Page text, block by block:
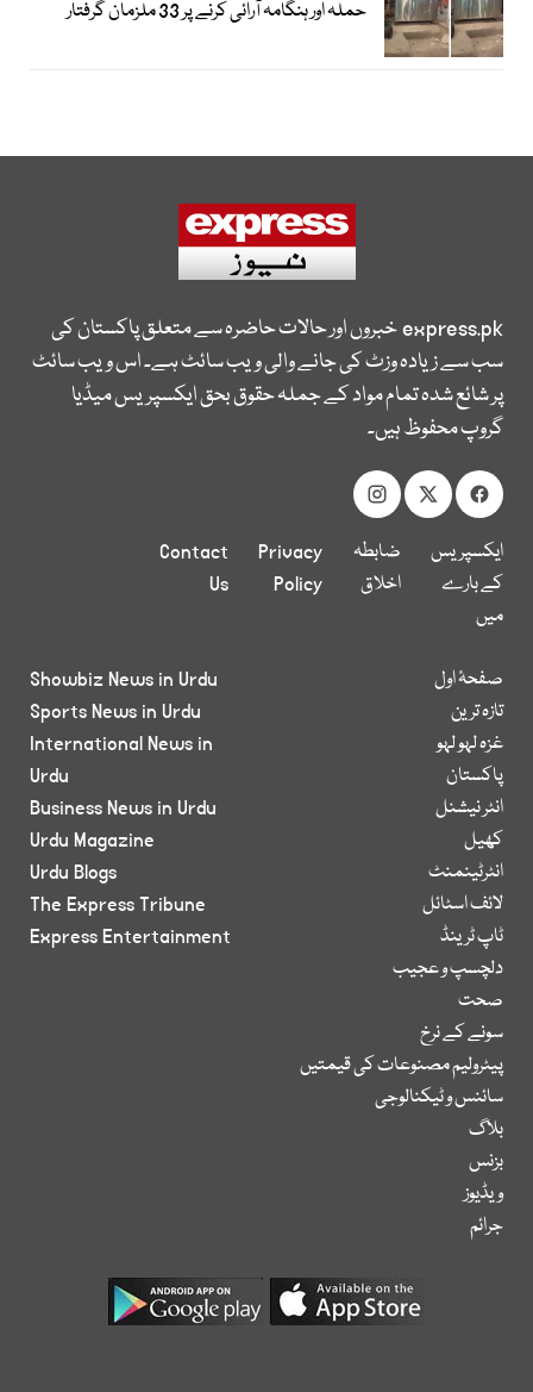
حملہ اور ہنگامہ آرائی کرنے پر 33 ملزمان گرفتار
express.pkخبروں اور حالات حاضرہ سے متعلق پاکستان کی
سب سے زیادہ وزٹ کی جانے والی ویب سائٹ ہے۔ اس ویب سائٹ
پر شائع شدہ تمام مواد کے جملہ حقوق بحق ایکسپریس میڈیا
گروپ محفوظ ہیں۔
ایکسپریس
کے بارے
میں
ضابطہ
اخلاق
Privacy
Policy
Contact
Us
صفحۂ اول
تازہ ترین
غزہ لہو لہو
پاکستان
انٹر نیشنل
کھیل
انٹرٹینمنٹ
لائف اسٹائل
ٹاپ ٹرینڈ
دلچسپ و عجیب
صحت
سونے کے نرخ
پیٹرولیم مصنوعات کی قیمتیں
سائنس و ٹیکنالوجی
بلاگ
بزنس
ویڈیوز
جرائم
Showbiz News in Urdu
Sports News in Urdu
International News in
Urdu
Business News in Urdu
Urdu Magazine
Urdu Blogs
The Express Tribune
Express Entertainment